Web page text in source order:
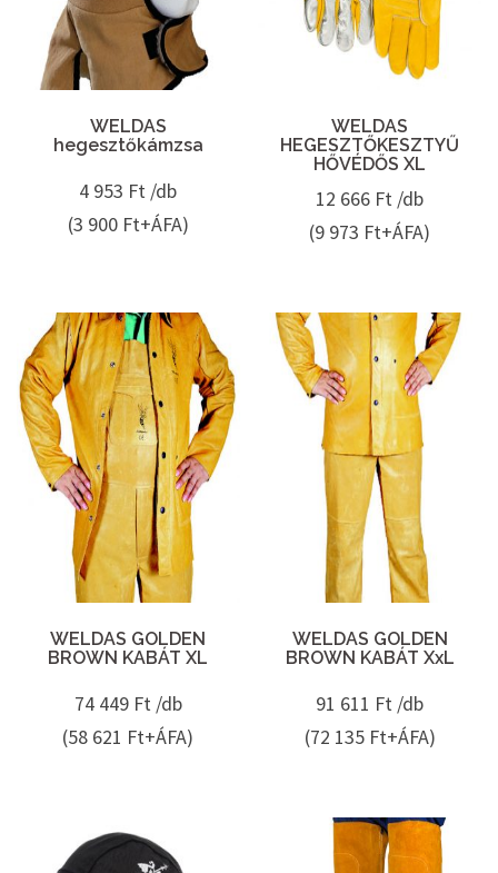
WELDAS
hegesztőkámzsa
4 953 Ft /db
(3 900 Ft+ÁFA)
WELDAS
HEGESZTŐKESZTYŰ
HŐVÉDŐS XL
12 666 Ft /db
(9 973 Ft+ÁFA)
WELDAS GOLDEN
BROWN KABÁT XL
74 449 Ft /db
(58 621 Ft+ÁFA)
WELDAS GOLDEN
BROWN KABÁT XxL
91 611 Ft /db
(72 135 Ft+ÁFA)